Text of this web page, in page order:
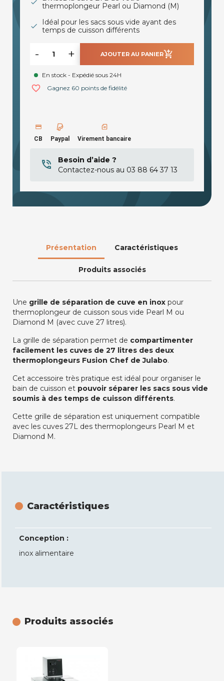
thermoplongeur Pearl ou Diamond (M)
Idéal pour les sacs sous vide ayant des
temps de cuisson différents
- + AJOUTER AU PANIERadd_shopping_cart
En stock - Expédié sous 24H
favorite_border Gagnez 60 points de fidélité
CB Paypal Virement bancaire
Besoin d’aide ?
Contactez-nous au 03 88 64 37 13
Présentation Caractéristiques
Produits associés
Une grille de séparation de cuve en inox pour
thermoplongeur de cuisson sous vide Pearl M ou
Diamond M (avec cuve 27 litres).
La grille de séparation permet de compartimenter
facilement les cuves de 27 litres des deux
thermoplongeurs Fusion Chef de Julabo.
Cet accessoire très pratique est idéal pour organiser le
bain de cuisson et pouvoir séparer les sacs sous vide
soumis à des temps de cuisson différents.
Cette grille de séparation est uniquement compatible
avec les cuves 27L des thermoplongeurs Pearl M et
Diamond M.
Caractéristiques
Conception :
inox alimentaire
Produits associés